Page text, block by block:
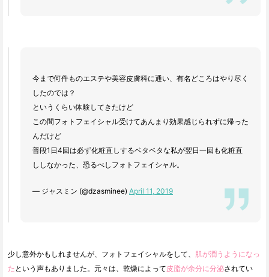
今まで何件ものエステや美容皮膚科に通い、有名どころはやり尽く
したのでは？
というくらい体験してきたけど
この間フォトフェイシャル受けてあんまり効果感じられずに帰った
んだけど
普段1日4回は必ず化粧直しするベタベタな私が翌日一回も化粧直
ししなかった、恐るべしフォトフェイシャル。
— ジャスミン (@dzasminee) April 11, 2019
少し意外かもしれませんが、フォトフェイシャルをして、 肌が潤うようになっ
た という声もありました。元々は、乾燥によって 皮脂が余分に分泌されてい